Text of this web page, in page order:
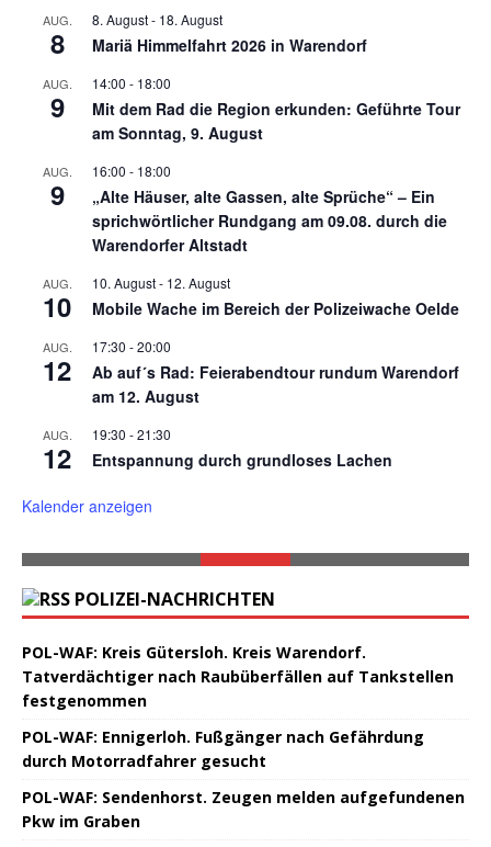
AUG.
8
8. August- 18. August
Mariä Himmelfahrt 2026 in Warendorf
AUG.
9
14:00 - 18:00
Mit dem Rad die Region erkunden: Geführte Tour
am Sonntag, 9. August
AUG.
9
16:00 - 18:00
„Alte Häuser, alte Gassen, alte Sprüche“ – Ein
sprichwörtlicher Rundgang am 09.08. durch die
Warendorfer Altstadt
AUG.
10
10. August- 12. August
Mobile Wache im Bereich der Polizeiwache Oelde
AUG.
12
17:30 -20:00
Ab auf´s Rad: Feierabendtour rundum Warendorf
am 12. August
AUG.
12
19:30 -21:30
Entspannung durch grundloses Lachen
Kalender anzeigen
POLIZEI-NACHRICHTEN
POL-WAF: Kreis Gütersloh. Kreis Warendorf.
Tatverdächtiger nach Raubüberfällen auf Tankstellen
festgenommen
POL-WAF: Ennigerloh. Fußgänger nach Gefährdung
durch Motorradfahrer gesucht
POL-WAF: Sendenhorst. Zeugen melden aufgefundenen
Pkw im Graben